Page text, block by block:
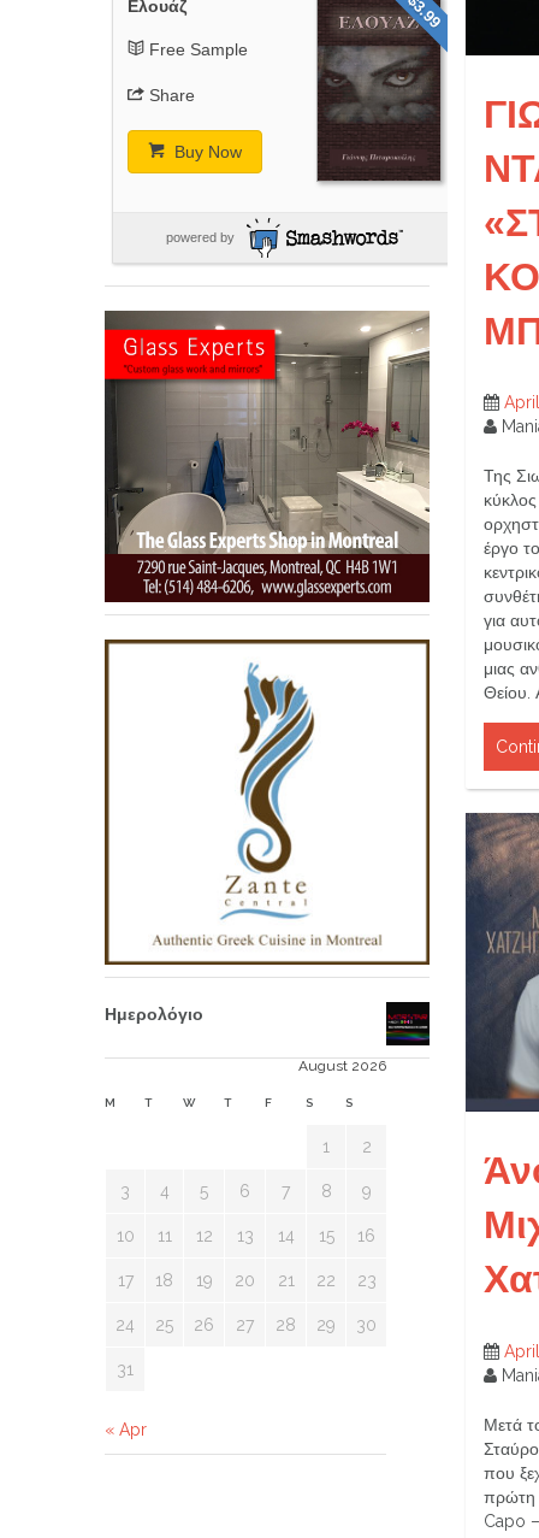
$3.99
Ελουάζ
Free Sample
Share
Buy Now
powered by
Ημερολόγιο
August 2026
M T W T F S S
1 2
3 4 5 6 7 8 9
10 11 12 13 14 15 16
17 18 19 20 21 22 23
24 25 26 27 28 29 30
31
« Apr
Της
έργο
για
μιας
Θείου.
Μετά
που
πρώτη
Capo